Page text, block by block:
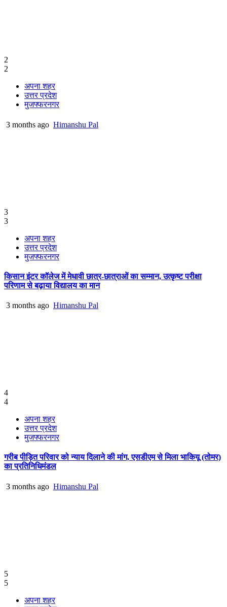
2
2
अपना शहर
उत्तर प्रदेश
मुजफ्फरनगर
3 months ago Himanshu Pal
3
3
अपना शहर
उत्तर प्रदेश
मुजफ्फरनगर
किसान इंटर कॉलेज में मेधावी छात्र-छात्राओं का सम्मान, उत्कृष्ट परीक्षा
परिणाम से बढ़ाया विद्यालय का मान
3 months ago Himanshu Pal
4
4
अपना शहर
उत्तर प्रदेश
मुजफ्फरनगर
गरीब पीड़ित परिवार को न्याय दिलाने की मांग, एसडीएम से मिला भाकियू (तोमर)
का प्रतिनिधिमंडल
3 months ago Himanshu Pal
5
5
अपना शहर